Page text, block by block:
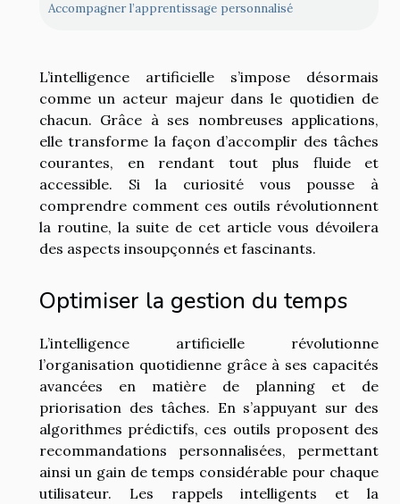
Accompagner l’apprentissage personnalisé
L’intelligence artificielle s’impose désormais
comme un acteur majeur dans le quotidien de
chacun. Grâce à ses nombreuses applications,
elle transforme la façon d’accomplir des tâches
courantes, en rendant tout plus fluide et
accessible. Si la curiosité vous pousse à
comprendre comment ces outils révolutionnent
la routine, la suite de cet article vous dévoilera
des aspects insoupçonnés et fascinants.
Optimiser la gestion du temps
L’intelligence artificielle révolutionne
l’organisation quotidienne grâce à ses capacités
avancées en matière de planning et de
priorisation des tâches. En s’appuyant sur des
algorithmes prédictifs, ces outils proposent des
recommandations personnalisées, permettant
ainsi un gain de temps considérable pour chaque
utilisateur. Les rappels intelligents et la